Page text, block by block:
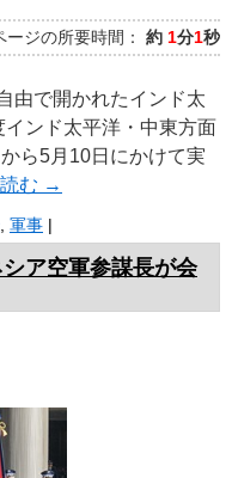
ージの所要時間： 約 1分1秒
由で開かれたインド太
ンド太平洋・中東方面
ら5月10日にかけて実
む →
軍事 |
ア空軍参謀長が会